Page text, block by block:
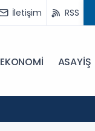
İletişim RSS
EKONOMİ ASAYİŞ